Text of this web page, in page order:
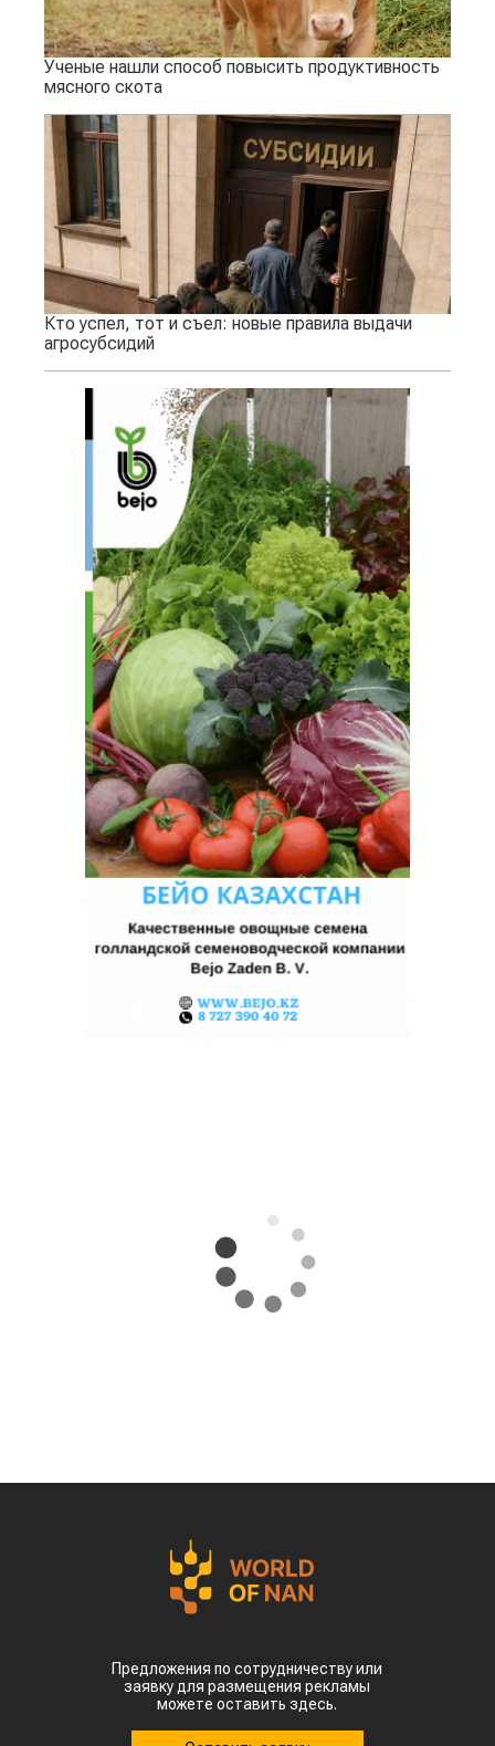
Ученые нашли способ повысить продуктивность
мясного скота
Кто успел, тот и съел: новые правила выдачи
агросубсидий
Предложения по сотрудничеству или
заявку для размещения рекламы
можете оставить здесь.